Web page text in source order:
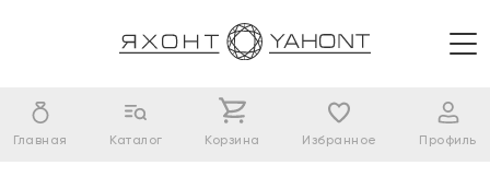
Главная Каталог Корзина Избранное Профиль